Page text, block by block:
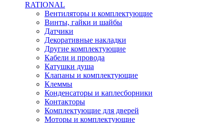
RATIONAL
Вентиляторы и комплектующие
Винты, гайки и шайбы
Датчики
Декоративные накладки
Другие комплектующие
Кабели и провода
Катушки душа
Клапаны и комплектующие
Клеммы
Конденсаторы и каплесборники
Контакторы
Комплектующие для дверей
Моторы и комплектующие